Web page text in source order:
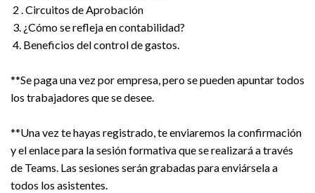
2 . Circuitos de Aprobación
3. ¿Cómo se refleja en contabilidad?
4. Beneficios del control de gastos.
**Se paga una vez por empresa, pero se pueden apuntar todos
los trabajadores que se desee.
**Una vez te hayas registrado, te enviaremos la confirmación
y el enlace para la sesión formativa que se realizará a través
de Teams. Las sesiones serán grabadas para enviársela a
todos los asistentes.